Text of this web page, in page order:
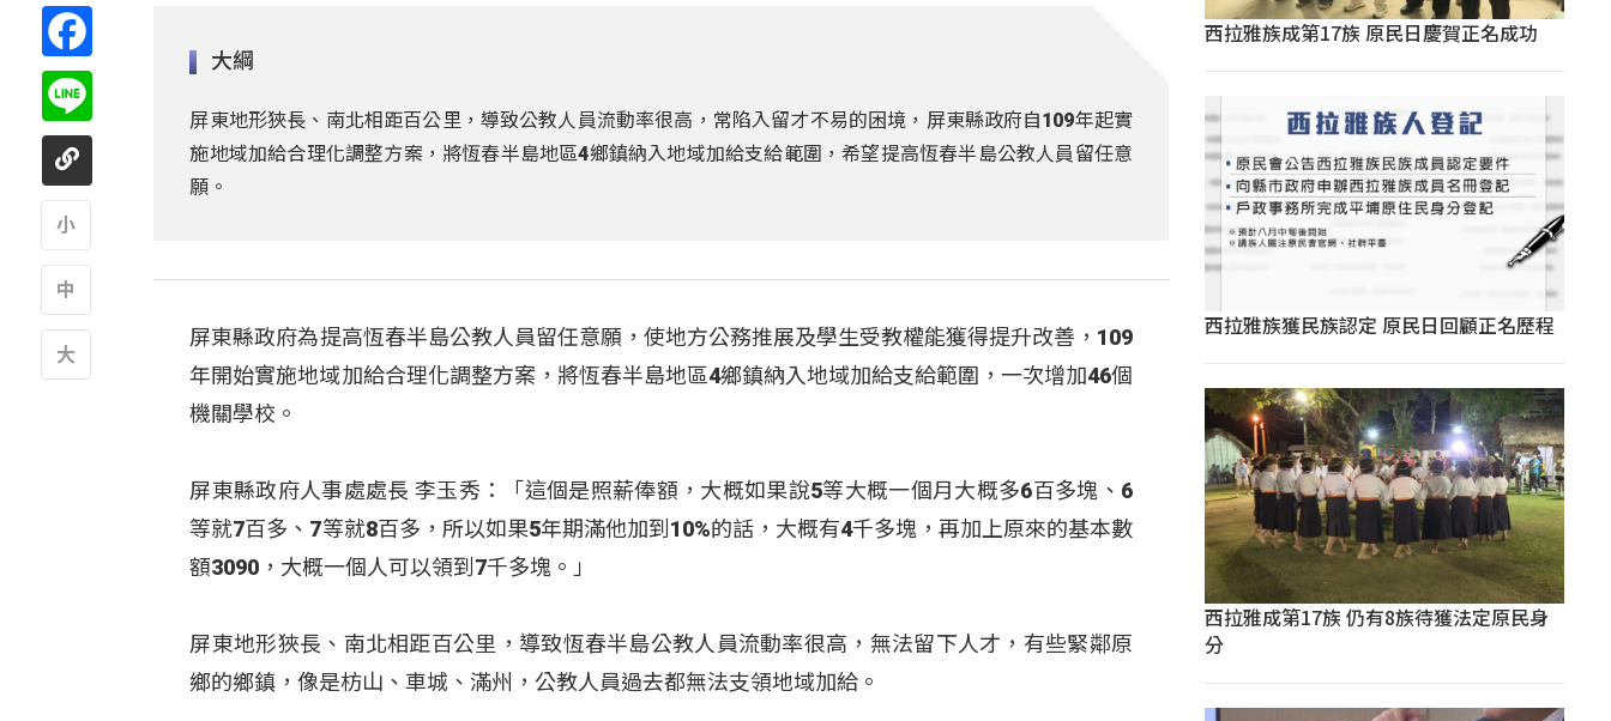
大綱
屏東地形狹長、南北相距百公里，導致公教人員流動率很高，常陷入留才不易的困境，屏東縣政府自109年起實
施地域加給合理化調整方案，將恆春半島地區4鄉鎮納入地域加給支給範圍，希望提高恆春半島公教人員留任意
願。
屏東縣政府為提高恆春半島公教人員留任意願，使地方公務推展及學生受教權能獲得提升改善，109
年開始實施地域加給合理化調整方案，將恆春半島地區4鄉鎮納入地域加給支給範圍，一次增加46個
機關學校。
屏東縣政府人事處處長 李玉秀：「這個是照薪俸額，大概如果說5等大概一個月大概多6百多塊、6
等就7百多、7等就8百多，所以如果5年期滿他加到10%的話，大概有4千多塊，再加上原來的基本數
額3090，大概一個人可以領到7千多塊。」
屏東地形狹長、南北相距百公里，導致恆春半島公教人員流動率很高，無法留下人才，有些緊鄰原
鄉的鄉鎮，像是枋山、車城、滿州，公教人員過去都無法支領地域加給。
西拉雅族成第17族 原民日慶賀正名成功
西拉雅族獲民族認定 原民日回顧正名歷程
西拉雅成第17族 仍有8族待獲法定原民身
分